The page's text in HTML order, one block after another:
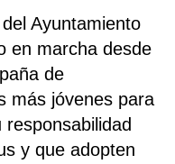
Ayuntamiento
en marcha desde
de
más jóvenes para
y que adopten